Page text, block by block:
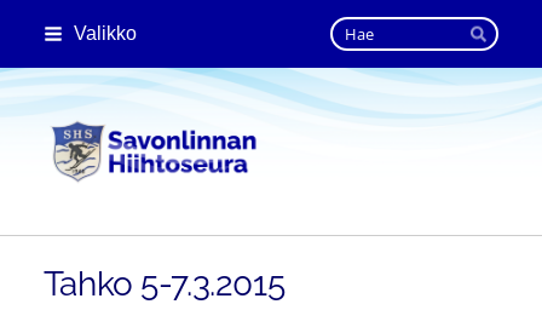
Siirry
sisältöön
Valikko Haku
Hae
Savonlinnan Hiihtoseura
Tahko 5-7.3.2015